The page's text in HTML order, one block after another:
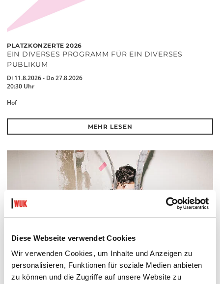
Diese Webseite verwendet Cookies
Wir verwenden Cookies, um Inhalte und Anzeigen zu
personalisieren, Funktionen für soziale Medien anbieten
zu können und die Zugriffe auf unsere Website zu
PLATZKONZERTE 2026
EIN DIVERSES PROGRAMM FÜR EIN DIVERSES
PUBLIKUM
Di 11.8.2026 - Do 27.8.2026
20:30 Uhr
Hof
MEHR LESEN